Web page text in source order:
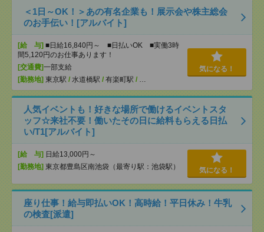
＜1日～OK！＞あの有名企業も！展示会や株主総会
のお手伝い！[アルバイト]
[給 与] ■日給16,840円～ ■日払いOK ■実働3時
間5,120円のお仕事あります！
[交通費]一部支給
[勤務地] 東京駅 / 水道橋駅 / 有楽町駅 / …
気になる！
人気イベントも！好きな場所で働けるイベントスタ
ッフ☆来社不要！働いたその日に給料もらえる日払
い/T1[アルバイト]
[給 与] 日給13,000円～
[勤務地] 東京都豊島区南池袋（最寄り駅：池袋駅） 気になる！
座り仕事！給与即払いOK！高時給！平日休み！牛乳
の検査[派遣]